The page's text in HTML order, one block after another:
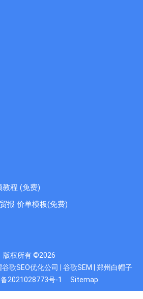
教程 (免费)
报 价单模板(免费)
版权所有 ©2026
歌SEO优化公司 | 谷歌SEM | 郑州白帽子
2021028773号-1
Sitemap